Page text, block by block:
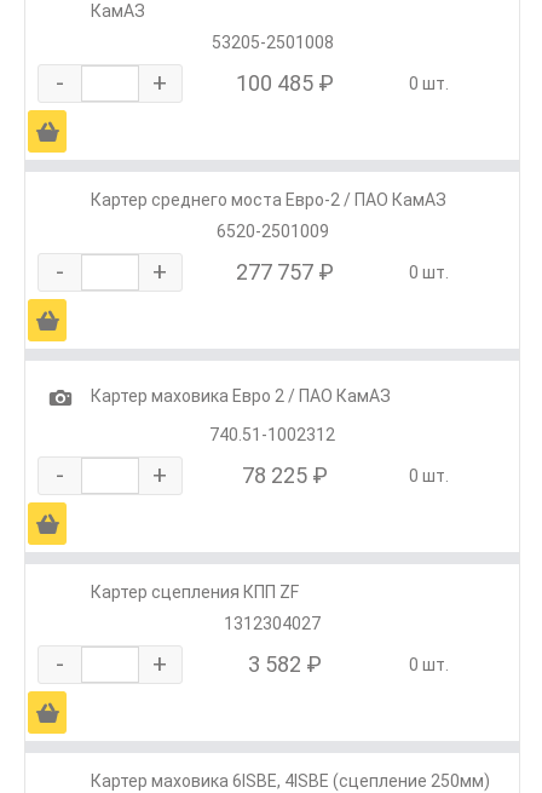
КамАЗ
53205-2501008
- + 100 485 ₽ 0 шт.
Ä
Картер среднего моста Евро-2 / ПАО КамАЗ
6520-2501009
- + 277 757 ₽ 0 шт.
Ä
1
Картер маховика Евро 2 / ПАО КамАЗ
740.51-1002312
- + 78 225 ₽ 0 шт.
Ä
Картер сцепления КПП ZF
1312304027
- + 3 582 ₽ 0 шт.
Ä
Картер маховика 6ISBE, 4ISBE (сцепление 250мм)